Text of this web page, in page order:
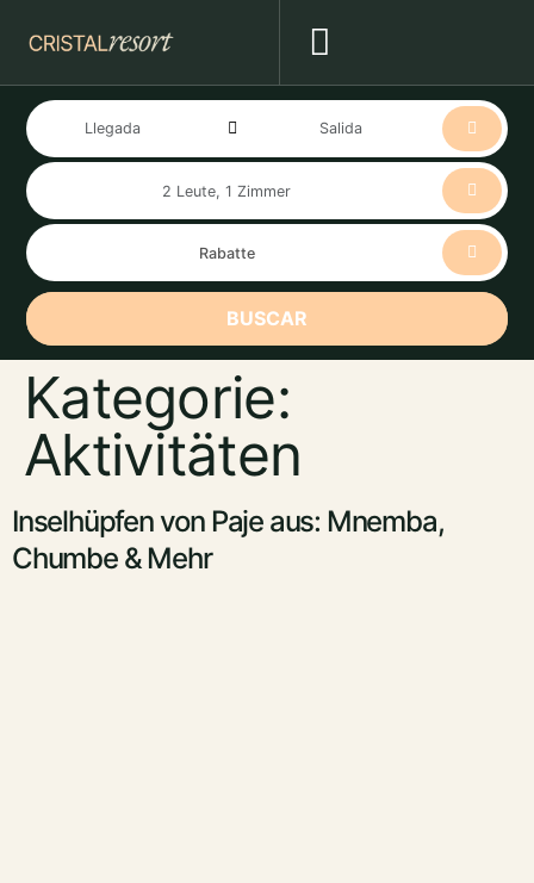
BUSCAR
Kategorie:
Aktivitäten
Inselhüpfen von Paje aus: Mnemba,
Chumbe & Mehr